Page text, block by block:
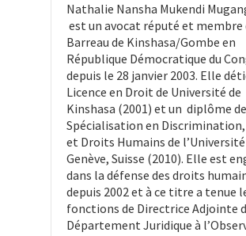
Nathalie Nansha Mukendi
est un avocat réputé et membre
Barreau de Kinshasa/Gombe en
République Démocratique du
depuis le 28 janvier 2003. Elle
Licence en Droit de Université de
Kinshasa (2001) et un diplôme de
Spécialisation en
et Droits Humains de l’Université
Genève, Suisse (2010). Elle est
dans la défense des droits
depuis 2002 et à ce titre a tenue
fonctions de Directrice Adjointe
Département Juridique à